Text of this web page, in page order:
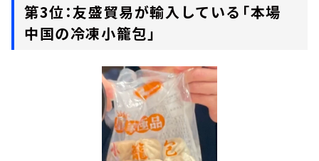
第3位：友盛貿易が輸入している「本場
中国の冷凍小籠包」